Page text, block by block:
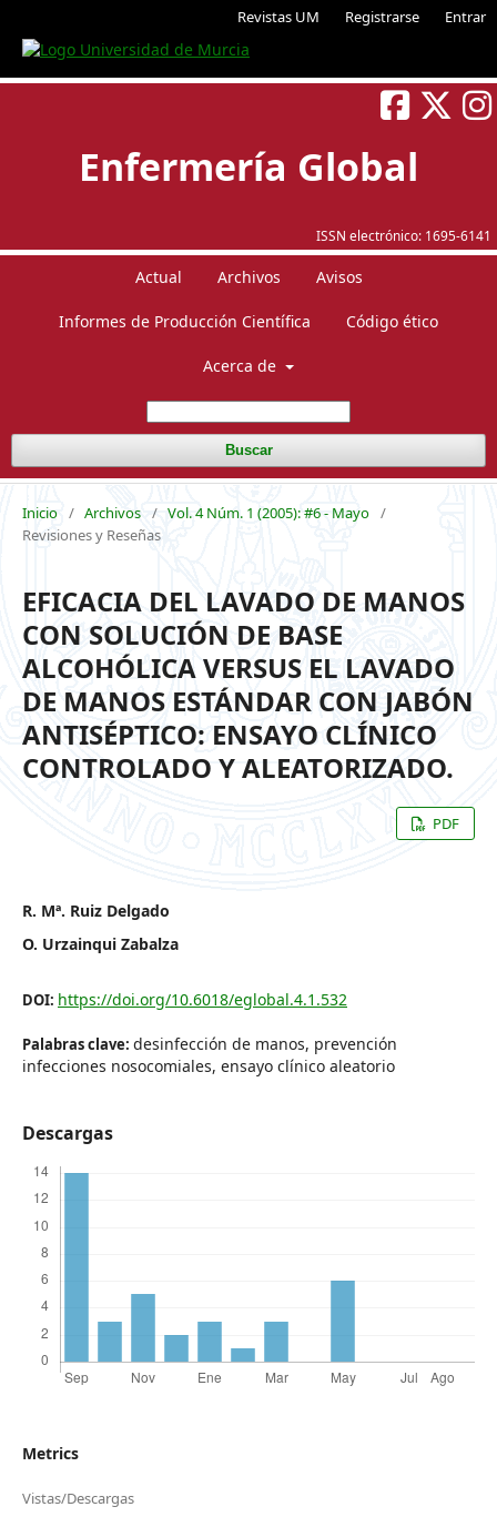
Revistas UM Registrarse Entrar
ISSN electrónico: 1695-6141
Enfermería Global
Actual Archivos Avisos
Informes de Producción Científica Código ético
Acerca de
Buscar
Inicio / Archivos / Vol. 4 Núm. 1 (2005): #6 - Mayo /
Revisiones y Reseñas
EFICACIA DEL LAVADO DE MANOS
CON SOLUCIÓN DE BASE
ALCOHÓLICA VERSUS EL LAVADO
DE MANOS ESTÁNDAR CON JABÓN
ANTISÉPTICO: ENSAYO CLÍNICO
CONTROLADO Y ALEATORIZADO.
PDF
R. Mª. Ruiz Delgado
O. Urzainqui Zabalza
DOI: https://doi.org/10.6018/eglobal.4.1.532
Palabras clave: desinfección de manos, prevención
infecciones nosocomiales, ensayo clínico aleatorio
Descargas
Metrics
Vistas/Descargas